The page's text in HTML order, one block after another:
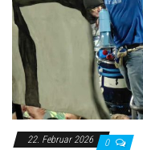
22. Februar 2026 0